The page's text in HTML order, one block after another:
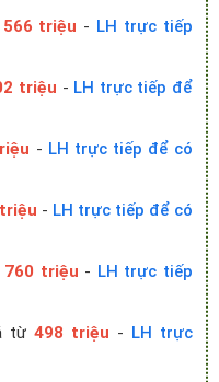
566 triệu - LH trực tiếp
triệu - LH trực tiếp để
- LH trực tiếp để có
- LH trực tiếp để có
760 triệu - LH trực tiếp
từ 498 triệu - LH trực